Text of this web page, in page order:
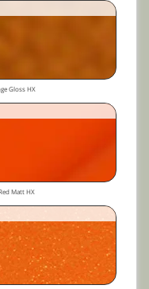
Gloss HX
Matt HX